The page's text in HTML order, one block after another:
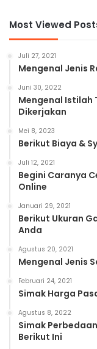
Most Viewed
Juli 27, 2021
Mengenal Jenis
Juni 30, 2022
Mengenal Istilah
Dikerjakan
Mei 8, 2023
Berikut Biaya &
Juli 12, 2021
Begini Caranya
Online
Januari 29, 2021
Berikut Ukuran
Anda
Agustus 20, 2021
Mengenal Jenis
Februari 24, 2021
Simak Harga
Agustus 8, 2022
Simak
Berikut Ini